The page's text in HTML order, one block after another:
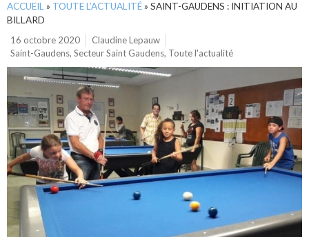
ACCUEIL » TOUTE L’ACTUALITÉ» SAINT-GAUDENS : INITIATION AU
BILLARD
16 octobre 2020
Claudine Lepauw
Saint-Gaudens, Secteur Saint Gaudens, Toute l'actualité